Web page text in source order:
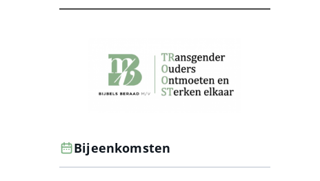
Bijeenkomsten